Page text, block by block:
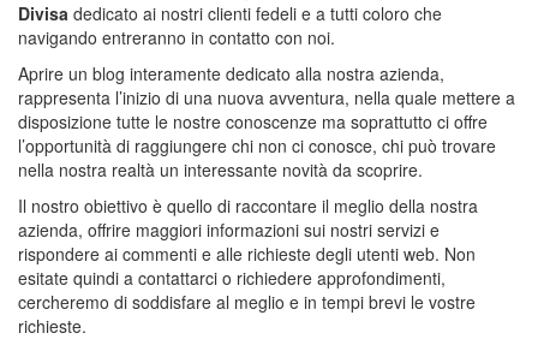
Divisa dedicato ai nostri clienti fedeli e a tutti coloro che
navigando entreranno in contatto con noi.
Aprire un blog interamente dedicato alla nostra azienda,
rappresenta l’inizio di una nuova avventura, nella quale mettere a
disposizione tutte le nostre conoscenze ma soprattutto ci offre
l’opportunità di raggiungere chi non ci conosce, chi può trovare
nella nostra realtà un interessante novità da scoprire.
Il nostro obiettivo è quello di raccontare il meglio della nostra
azienda, offrire maggiori informazioni sui nostri servizi e
rispondere ai commenti e alle richieste degli utenti web. Non
esitate quindi a contattarci o richiedere approfondimenti,
cercheremo di soddisfare al meglio e in tempi brevi le vostre
richieste.